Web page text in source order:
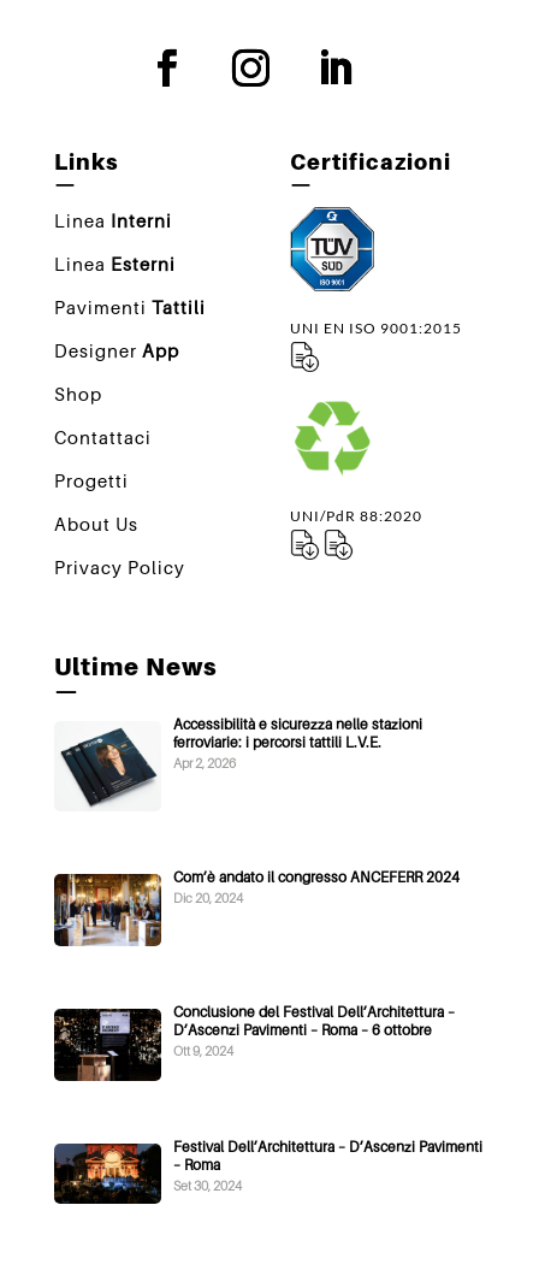
Links
—
Linea Interni
Linea Esterni
Pavimenti Tattili
Designer App
Shop
Contattaci
Progetti
About Us
Privacy Policy
Certificazioni
—
UNI EN ISO 9001:2015
UNI/PdR 88:2020
Ultime News
—
Accessibilità e sicurezza nelle stazioni
ferroviarie: i percorsi tattili L.V.E.
Apr 2, 2026
Com’è andato il congresso ANCEFERR 2024
Dic 20, 2024
Conclusione del Festival Dell’Architettura –
D’Ascenzi Pavimenti – Roma – 6 ottobre
Ott 9, 2024
Festival Dell’Architettura – D’Ascenzi Pavimenti
– Roma
Set 30, 2024